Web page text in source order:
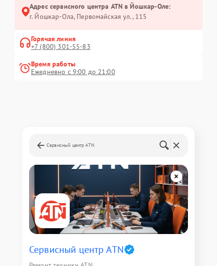
Адрес сервисного центра ATN в Йошкар-Оле:
г. Йошкар-Ола, Первомайская ул., 115
Горячая линия
+7 (800) 301-55-83
Время работы
Ежедневно с 9:00 до 21:00
Сервисный центр ATN
Сервисный центр ATN